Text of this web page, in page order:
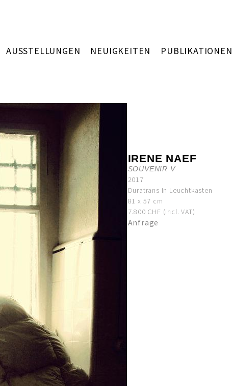
AUSSTELLUNGEN NEUIGKEITEN PUBLIKATIONEN
IRENE NAEF
SOUVENIR V
2017
Duratrans in Leuchtkasten
81 x 57 cm
7.800 CHF (incl. VAT)
Anfrage